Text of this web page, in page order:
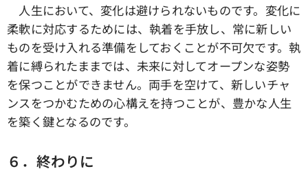
人生において、変化は避けられないものです。変化に
柔軟に対応するためには、執着を手放し、常に新しい
ものを受け入れる準備をしておくことが不可欠です。執
着に縛られたままでは、未来に対してオープンな姿勢
を保つことができません。両手を空けて、新しいチャ
ンスをつかむための心構えを持つことが、豊かな人生
を築く鍵となるのです。
６．終わりに